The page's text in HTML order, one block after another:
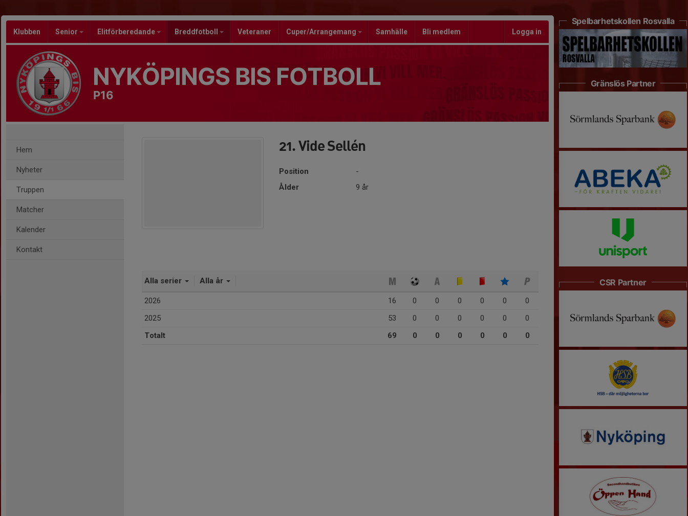
Klubben Senior Elitförberedande Breddfotboll Veteraner Cuper/Arrangemang Samhälle Bli medlem Logga in
NYKÖPINGS BIS FOTBOLL
P16
Hem
Nyheter
Truppen
Matcher
Kalender
Kontakt
21. Vide Sellén
Position
-
Ålder
9 år
Alla serier Alla år
2026 16 0 0 0 0 0
0
2025
53 0 0 0 0 0
0
Totalt
69 0 0 0 0 0 0
Spelbarhetskollen Rosvalla
Gränslös Partner
CSR Partner